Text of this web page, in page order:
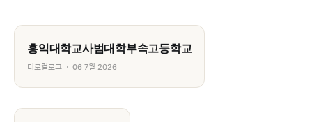
홍익대학교사범대학부속고등학교
더로컬로그 06 7월 2026